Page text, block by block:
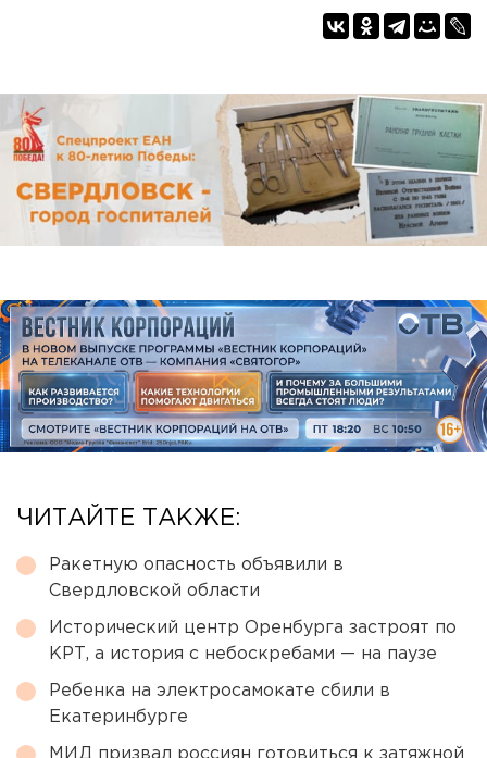
ЧИТАЙТЕ ТАКЖЕ:
Ракетную опасность объявили в
Свердловской области
Исторический центр Оренбурга застроят по
КРТ, а история с небоскребами — на паузе
Ребенка на электросамокате сбили в
Екатеринбурге
МИД призвал россиян готовиться к затяжной